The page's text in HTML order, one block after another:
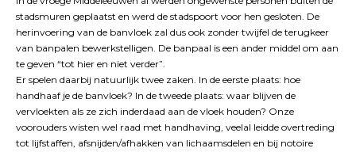
stadsmuren geplaatst en werd de stadspoort voor hen gesloten. De
herinvoering van de banvloek zal dus ook zonder twijfel de terugkeer
van banpalen bewerkstelligen. De banpaal is een ander middel om aan
te geven “tot hier en niet verder”.
Er spelen daarbij natuurlijk twee zaken. In de eerste plaats: hoe
handhaaf je de banvloek? In de tweede plaats: waar blijven de
vervloekten als ze zich inderdaad aan de vloek houden? Onze
voorouders wisten wel raad met handhaving, veelal leidde overtreding
tot lijfstaffen, afsnijden/afhakken van lichaamsdelen en bij notoire